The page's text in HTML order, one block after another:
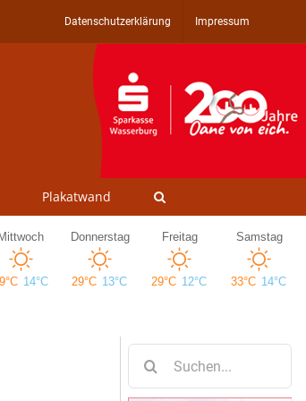
Datenschutzerklärung Impressum
Plakatwand
nach: